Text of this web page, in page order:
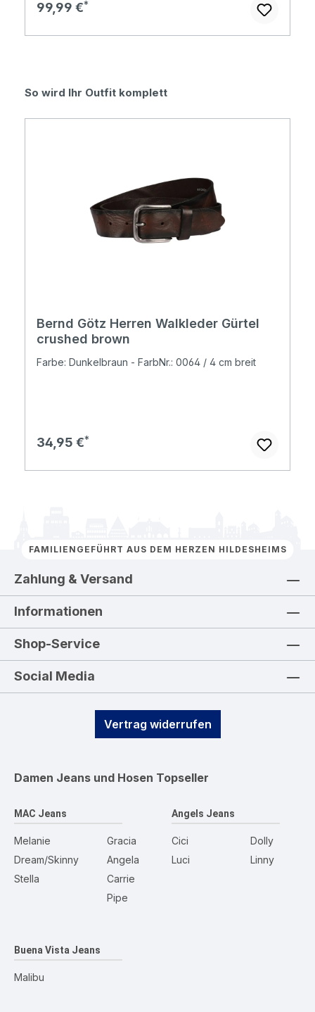
Regulärer Preis:
99,99 €
Produktgalerie überspringen
So wird Ihr Outfit komplett
Bernd Götz Herren Walkleder Gürtel
crushed brown
Farbe: Dunkelbraun - FarbNr.: 0064 / 4 cm breit
Regulärer Preis:
34,95 €
FAMILIENGEFÜHRT AUS DEM HERZEN HILDESHEIMS
Zahlung & Versand
Informationen
Shop-Service
Social Media
Vertrag widerrufen
Damen Jeans und Hosen Topseller
MAC Jeans
Melanie
Dream/Skinny
Stella
Gracia
Angela
Carrie
Pipe
Angels Jeans
Cici
Luci
Dolly
Linny
Buena Vista Jeans
Malibu